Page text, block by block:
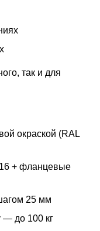
так и для
окраской (RAL
+ фланцевые
25 мм
— до 100 кг